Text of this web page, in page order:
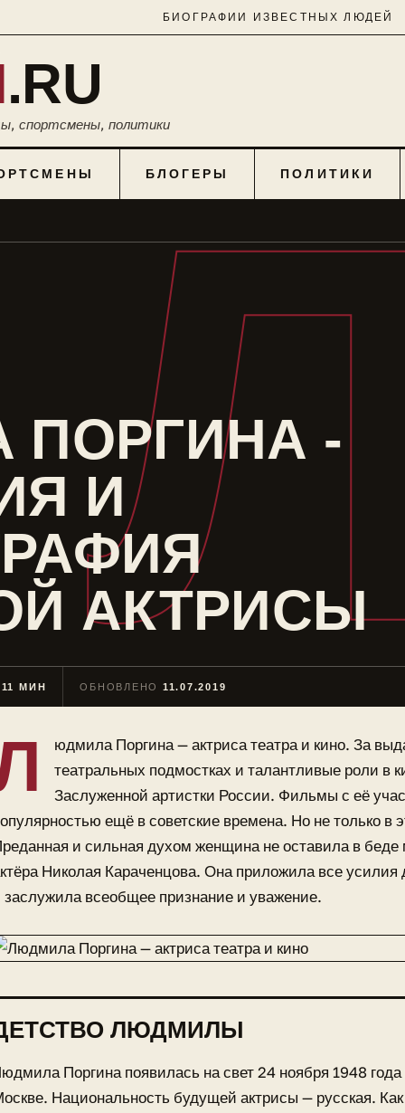
БИОГРАФИИ ИЗВЕСТНЫХ ЛЮДЕЙ
.RU
спортсмены, политики
БЛОГЕРЫ ПОЛИТИКИ
-
И
АКТРИСЫ
11 МИН ОБНОВЛЕНО 11.07.2019
юдмила Поргина — актриса театра и кино. За
театральных подмостках и талантливые роли в
Заслуженной артистки России. Фильмы с её
ещё в советские времена. Но не только в
и сильная духом женщина не оставила в
Николая Караченцова. Она приложила все усилия
заслужила всеобщее признание и уважение.
ЛЮДМИЛЫ
Поргина появилась на свет 24 ноября 1948
Национальность будущей актрисы — русская.